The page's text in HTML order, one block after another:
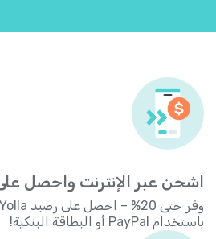
اشحن عبر الإنترنت واحصل
وفر حتى 20% – احصل على رصيد Yolla من
باستخدام PayPal أو البطاقة البنكية!